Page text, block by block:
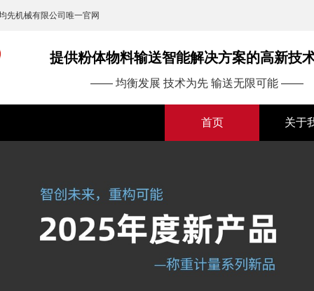
先机械有限公司唯一官网
提供粉体物料输送智能解决方案的高新技
—— 均衡发展 技术为先 输送无限可能 ——
首页 关于